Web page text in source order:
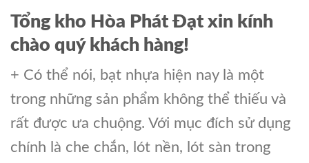
Tổng kho Hòa Phát Đạt xin kính
chào quý khách hàng!
+ Có thể nói, bạt nhựa hiện nay là một
trong những sản phẩm không thể thiếu và
rất được ưa chuộng. Với mục đích sử dụng
chính là che chắn, lót nền, lót sàn trong